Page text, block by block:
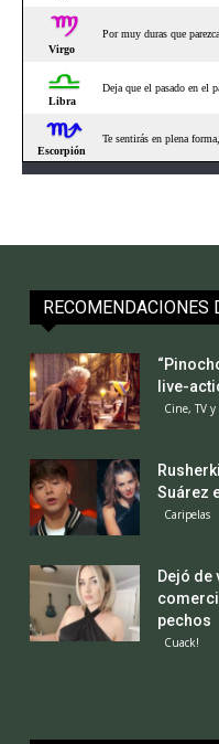
RECOMENDACIONES
live-
Cine, TV y
Suárez
Caripelas
Dejó de
pechos
Cuack!